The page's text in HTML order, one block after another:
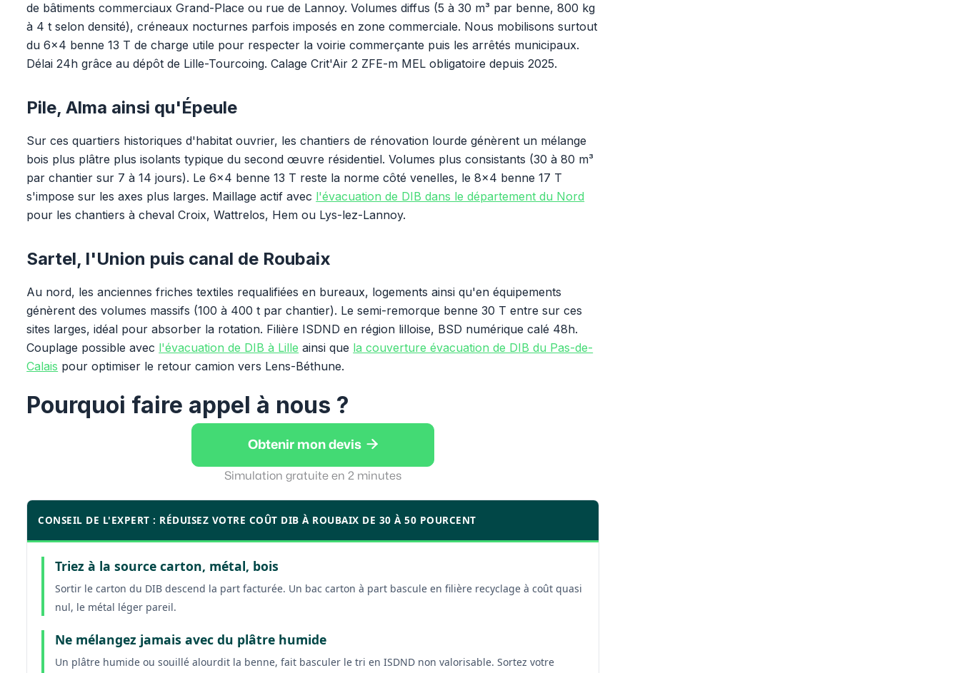
de bâtiments commerciaux Grand-Place ou rue de Lannoy. Volumes diffus (5 à 30 m³ par benne, 800 kg
à 4 t selon densité), créneaux nocturnes parfois imposés en zone commerciale. Nous mobilisons surtout
du 6x4 benne 13 T de charge utile pour respecter la voirie commerçante puis les arrêtés municipaux.
Délai 24h grâce au dépôt de Lille-Tourcoing. Calage Crit'Air 2 ZFE-m MEL obligatoire depuis 2025.
Pile, Alma ainsi qu'Épeule
Sur ces quartiers historiques d'habitat ouvrier, les chantiers de rénovation lourde génèrent un mélange
bois plus plâtre plus isolants typique du second œuvre résidentiel. Volumes plus consistants (30 à 80 m³
par chantier sur 7 à 14 jours). Le 6x4 benne 13 T reste la norme côté venelles, le 8x4 benne 17 T
s'impose sur les axes plus larges. Maillage actif avec l'évacuation de DIB dans le département du Nord
pour les chantiers à cheval Croix, Wattrelos, Hem ou Lys-lez-Lannoy.
Sartel, l'Union puis canal de Roubaix
Au nord, les anciennes friches textiles requalifiées en bureaux, logements ainsi qu'en équipements
génèrent des volumes massifs (100 à 400 t par chantier). Le semi-remorque benne 30 T entre sur ces
sites larges, idéal pour absorber la rotation. Filière ISDND en région lilloise, BSD numérique calé 48h.
Couplage possible avec l'évacuation de DIB à Lille ainsi que la couverture évacuation de DIB du Pas-de-
Calais pour optimiser le retour camion vers Lens-Béthune.
Pourquoi faire appel à nous ?
Obtenir mon devis 
Simulation gratuite en 2 minutes
CONSEIL DE L'EXPERT : RÉDUISEZ VOTRE COÛT DIB À ROUBAIX DE 30 À 50 POURCENT
Triez à la source carton, métal, bois
Sortir le carton du DIB descend la part facturée. Un bac carton à part bascule en filière recyclage à coût quasi
nul, le métal léger pareil.
Ne mélangez jamais avec du plâtre humide
Un plâtre humide ou souillé alourdit la benne, fait basculer le tri en ISDND non valorisable. Sortez votre